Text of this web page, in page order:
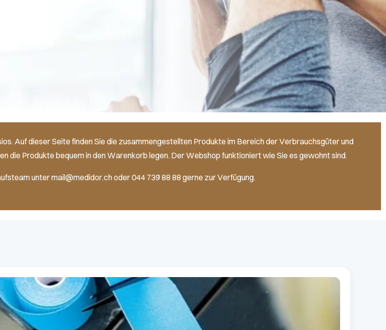
Auf dieser Seite finden Sie die zusammengestellten Produkte im Bereich der Verbrauchsgüter und
die Produkte bequem in den Warenkorb legen. Der Webshop funktioniert wie Sie es gewohnt sind.
unter mail@medidor.ch oder 044 739 88 88 gerne zur Verfügung.